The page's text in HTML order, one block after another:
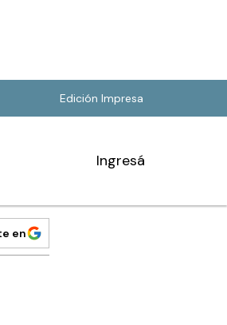
Edición Impresa
Ingresá
en